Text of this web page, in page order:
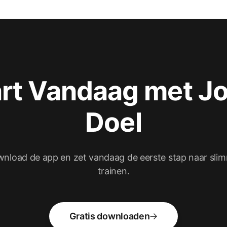
Vandaag met
Doel
de app en zet vandaag de eerste stap naar
trainen.
Gratis downloaden